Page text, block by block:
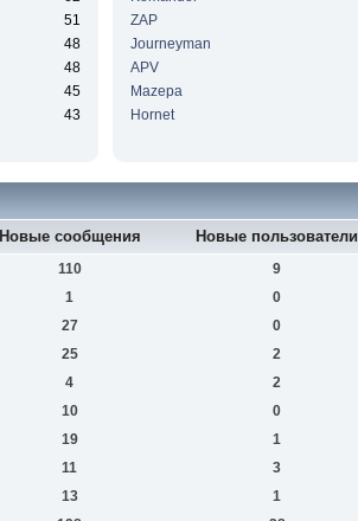
51
48
48
45
43
ZAP
Journeyman
APV
Mazepa
Hornet
Новые сообщения Новые пользователи
110 9
1 0
27 0
25 2
4 2
10 0
19 1
11 3
13 1